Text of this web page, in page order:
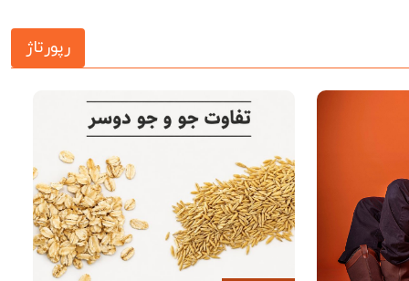
رپورتاژ